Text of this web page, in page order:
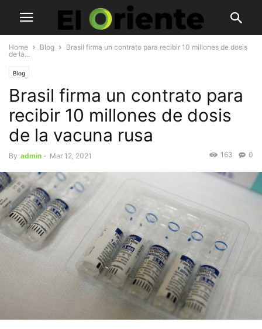
Home Blog
Brasil firma un contrato para recibir 10 millones de dosis
de la...
Blog
Brasil firma un contrato para
recibir 10 millones de dosis
de la vacuna rusa
By admin - Mar 12, 2021 0
163